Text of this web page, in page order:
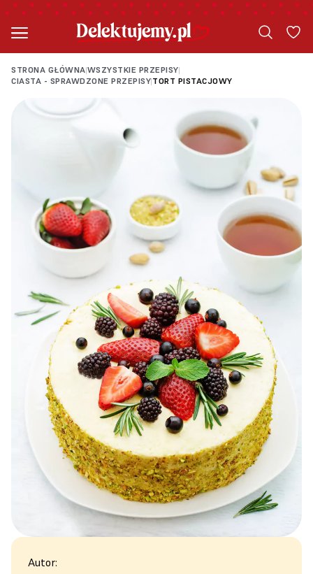
STRONA GŁÓWNA|WSZYSTKIE PRZEPISY|
CIASTA - SPRAWDZONE PRZEPISY|TORT PISTACJOWY
Autor: